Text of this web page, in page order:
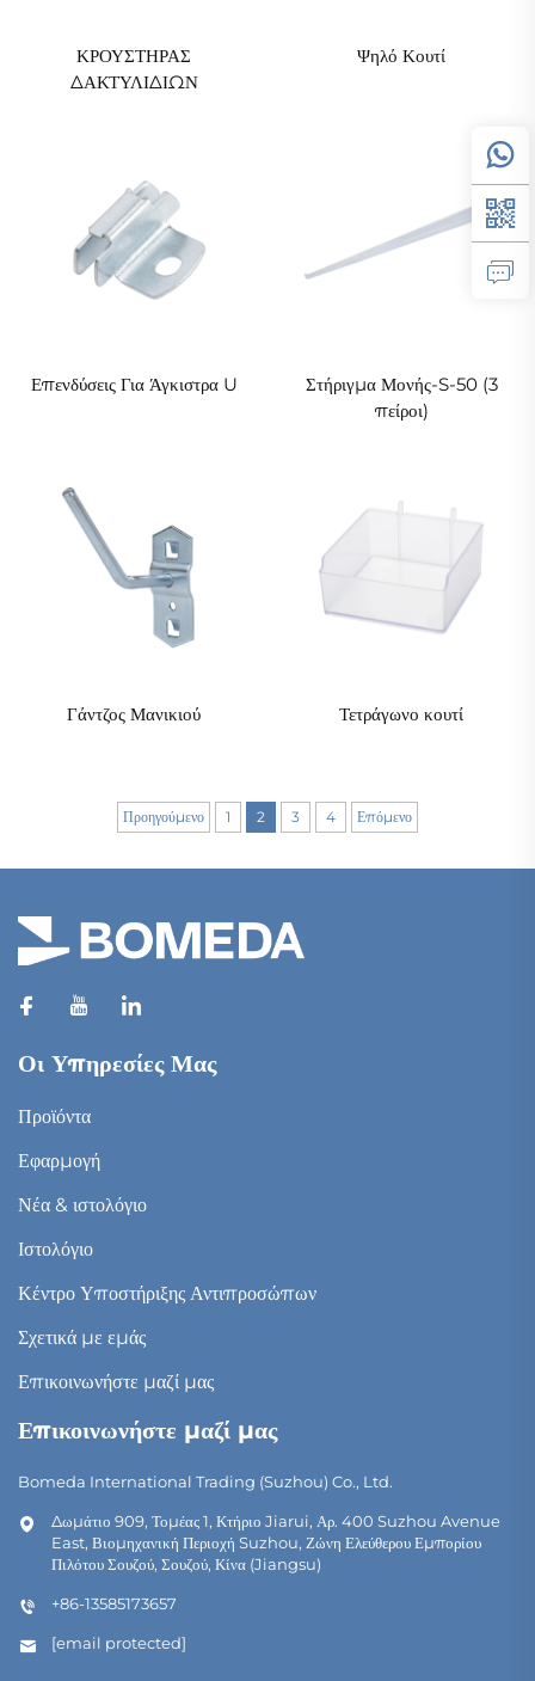
ΚΡΟΥΣΤΗΡΑΣ
ΔΑΚΤΥΛΙΔΙΩΝ
Ψηλό Κουτί
Επενδύσεις Για Άγκιστρα U
Στήριγμα Μονής-S-50 (3
πείροι)
Γάντζος Μανικιού Τετράγωνο κουτί
Προηγούμενο 1 2 3 4 Επόμενο
Οι Υπηρεσίες Μας
Προϊόντα
Εφαρμογή
Νέα & ιστολόγιο
Ιστολόγιο
Κέντρο Υποστήριξης Αντιπροσώπων
Σχετικά με εμάς
Επικοινωνήστε μαζί μας
Επικοινωνήστε μαζί μας
Bomeda International Trading (Suzhou) Co., Ltd.
Δωμάτιο 909, Τομέας 1, Κτήριο Jiarui, Αρ. 400 Suzhou Avenue
East, Βιομηχανική Περιοχή Suzhou, Ζώνη Ελεύθερου Εμπορίου
Πιλότου Σουζού, Σουζού, Κίνα (Jiangsu)
+86-13585173657
[email protected]